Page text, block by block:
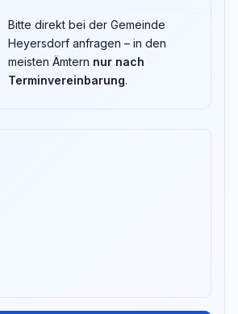
Bitte direkt bei der Gemeinde
Heyersdorf anfragen – in den
meisten Ämtern nur nach
Terminvereinbarung.